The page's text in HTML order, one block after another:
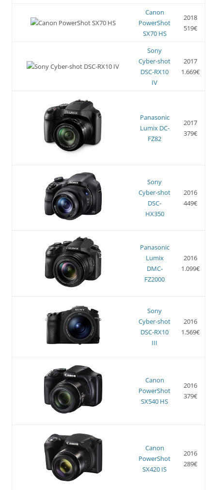
Canon
PowerShot
SX70 HS
2018
519€
Sony
Cyber-shot
DSC-RX10
IV
2017
1.669€
Panasonic
Lumix DC-
FZ82
2017
379€
Sony
Cyber-shot
DSC-
HX350
2016
449€
Panasonic
Lumix
DMC-
FZ2000
2016
1.099€
Sony
Cyber-shot
DSC-RX10
III
2016
1.569€
Canon
PowerShot
SX540 HS
2016
379€
Canon
PowerShot
SX420 IS
2016
289€